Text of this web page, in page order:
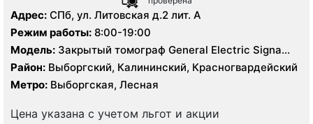
Адрес: СПб, ул. Литовская д.2 лит. А
Режим работы: 8:00-19:00
Модель: Закрытый томограф General Electric Signa
HDx 1.5 Тесла, Philips Ingenia 1.5 Тесла, КТ Philips
Ingenuity 128 срезов, УЗИ
Район: Выборгский, Калининский, Красногвардейский
Метро: Выборгская, Лесная
Цена указана с учетом льгот и акции